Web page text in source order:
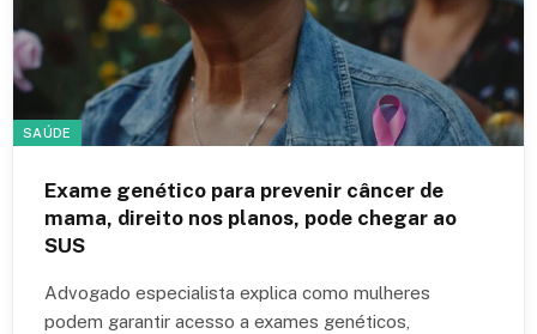
SAÚDE
Exame genético para prevenir câncer de
mama, direito nos planos, pode chegar ao
SUS
Advogado especialista explica como mulheres
podem garantir acesso a exames genéticos,